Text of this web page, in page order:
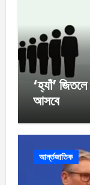
‘হ্যাঁ’
আসবে
আর্ন্তজাতিক